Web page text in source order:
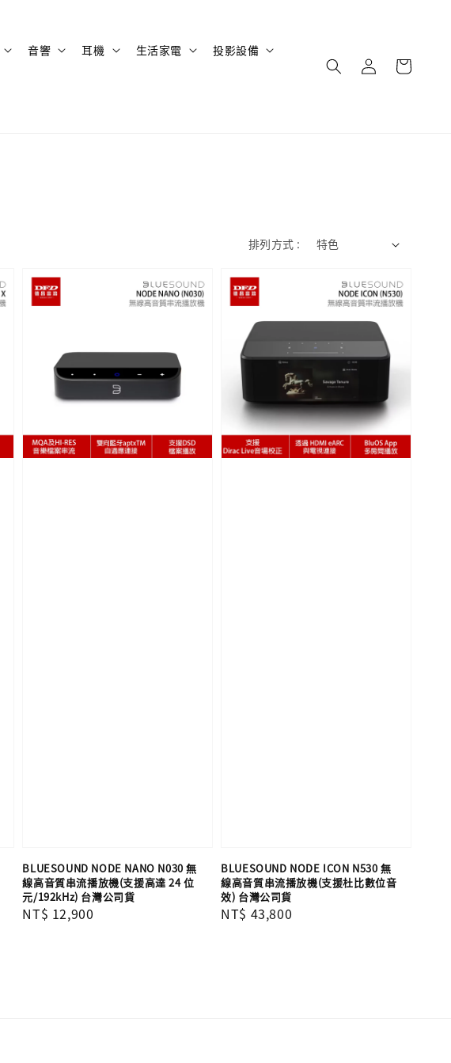
音響 耳機 生活家電 投影設備
排列方式 :
BLUESOUND NODE NANO N030 無
線高音質串流播放機(支援高達 24 位
元/192kHz) 台灣公司貨
Regular
NT$ 12,900
BLUESOUND NODE ICON N530 無
線高音質串流播放機(支援杜比數位音
效) 台灣公司貨
Regular
NT$ 43,800